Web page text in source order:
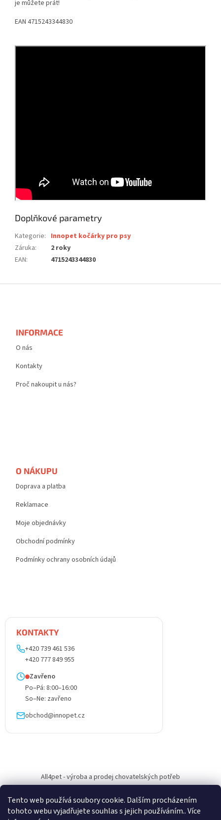
Tento web používá soubory cookie. Dalším procházením
tohoto webu vyjadřujete souhlas s jejich používáním.. Více
je můžete prát!
EAN 4715243344830
Doplňkové parametry
Kategorie: Innopet kočárky pro psy
Záruka:
2 roky
EAN: 4715243344830
INFORMACE
O nás
Kontakty
Proč nakoupit u nás?
O NÁKUPU
Doprava a platba
Reklamace
Moje objednávky
Obchodní podmínky
Podmínky ochrany osobních údajů
KONTAKTY
+420 739 461 536
+420 777 849 955
Zavřeno
Po–Pá: 8:00–16:00
So–Ne: zavřeno
obchod@innopet.cz
All4pet - výroba a prodej chovatelských potřeb